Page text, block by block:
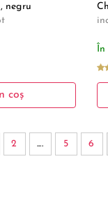
negru
coș
2 .... 5 6